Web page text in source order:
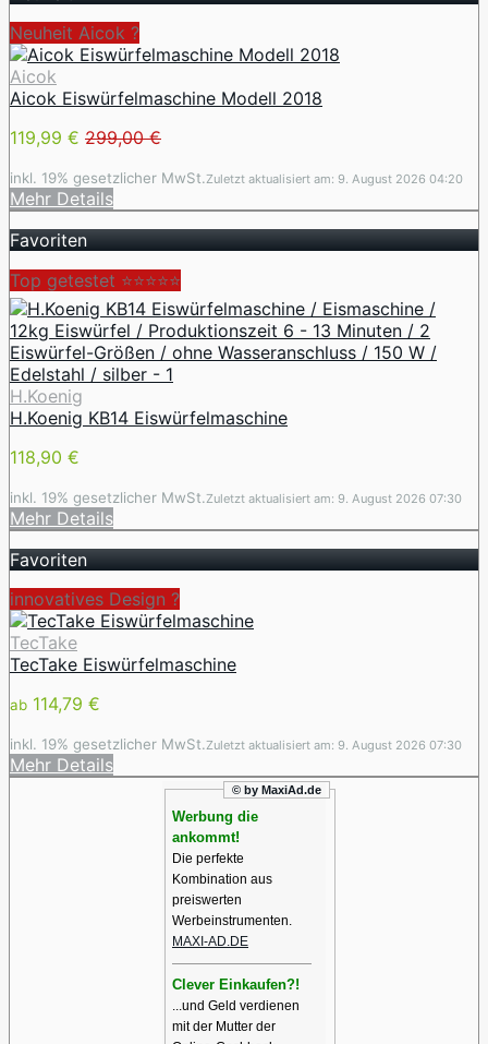
Neuheit Aicok ?
Aicok
Aicok Eiswürfelmaschine Modell 2018
119,99 € 299,00 €
inkl. 19% gesetzlicher MwSt.Zuletzt aktualisiert am: 9. August 2026 04:20
Mehr Details
Favoriten
Top getestet ⭐⭐⭐⭐⭐
H.Koenig
H.Koenig KB14 Eiswürfelmaschine
118,90 €
inkl. 19% gesetzlicher MwSt.Zuletzt aktualisiert am: 9. August 2026 07:30
Mehr Details
Favoriten
innovatives Design ️?
TecTake
TecTake Eiswürfelmaschine
ab 114,79 €
inkl. 19% gesetzlicher MwSt.Zuletzt aktualisiert am: 9. August 2026 07:30
Mehr Details
© by MaxiAd.de
Werbung die
ankommt!
Die perfekte
Kombination aus
preiswerten
Werbeinstrumenten.
MAXI-AD.DE
Clever Einkaufen?!
...und Geld verdienen
mit der Mutter der